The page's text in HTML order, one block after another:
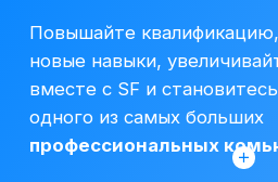
*Все иностранные термины и названия
вы можете найти с расшифровкой
Получить консультацию
профессиональных комьюнити